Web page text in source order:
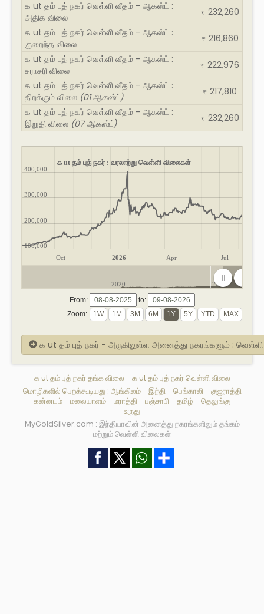
க ut தம் புத் நகர் வெள்ளி வீதம் - ஆகஸ்ட் :
அதிக விலை
₹ 232,260
க ut தம் புத் நகர் வெள்ளி வீதம் - ஆகஸ்ட் :
குறைந்த விலை
₹ 216,860
க ut தம் புத் நகர் வெள்ளி வீதம் - ஆகஸ்ட் :
சராசரி விலை
₹ 222,976
க ut தம் புத் நகர் வெள்ளி வீதம் - ஆகஸ்ட் :
திறக்கும் விலை (01 ஆகஸ்ட்) ₹ 217,810
க ut தம் புத் நகர் வெள்ளி வீதம் - ஆகஸ்ட் :
இறுதி விலை (07 ஆகஸ்ட்) ₹ 232,260
க ut தம் புத் நகர் : வரலாற்று வெள்ளி விலைகள்
Oct 2026 Apr Jul
100,000
200,000
300,000
400,000
2020 2025
From:
to:
Zoom:
க ut தம் புத் நகர் - அருகிலுள்ள அனைத்து நகரங்களும் :
க ut தம் புத் நகர் தங்க விலை - க ut தம் புத் நகர் வெள்ளி விலை
மொழிகளில் பெறக்கூடியது : ஆங்கிலம்- இந்தி- பெங்காலி- குஜராத்தி
- கன்னடம்- மலையாளம்- மராத்தி- பஞ்சாபி- தமிழ் - தெலுங்கு-
உருது
MyGoldSilver.com : இந்தியாவின் அனைத்து நகரங்களிலும் தங்கம்
மற்றும் வெள்ளி விலைகள்